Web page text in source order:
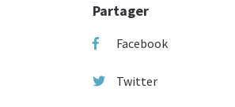
Partager
Facebook
Twitter